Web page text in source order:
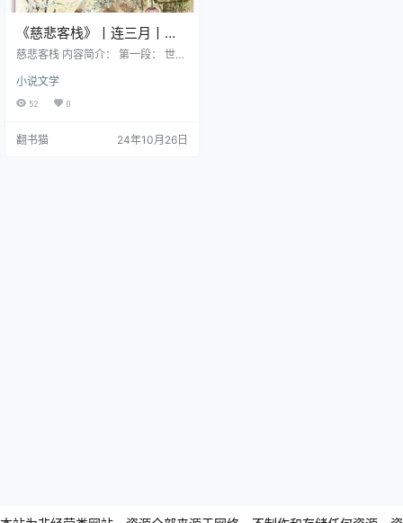
《慈悲客栈》丨连三月丨轮
回中的救赎与重生
慈悲客栈 内容简介： 第一段： 世人
二饮忘却红尘疾苦， 三饮不负人间
慈悲。 第二段： 三盏之后，以命抵
你烟火人间。 第三段： 你是剑客杀
小说文学
52 0
翻书猫 24年10月26日